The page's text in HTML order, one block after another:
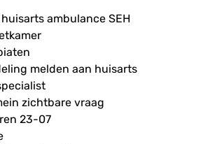
ambulance SEH
melden aan huisarts
zichtbare vraag
23-07